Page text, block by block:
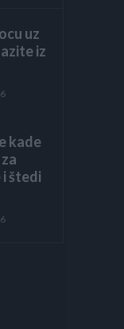
uz
iz
kade
i štedi